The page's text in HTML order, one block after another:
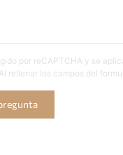
por reCAPTCHA y se
rellenar los campos del